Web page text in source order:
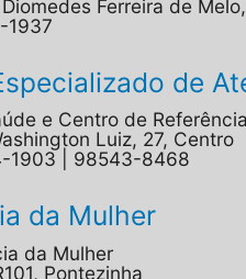
Diomedes Ferreira de
1937
de
e Centro de
Luiz, 27, Centro
1903 | 98543-8468
da Mulher
da Mulher
Pontezinha